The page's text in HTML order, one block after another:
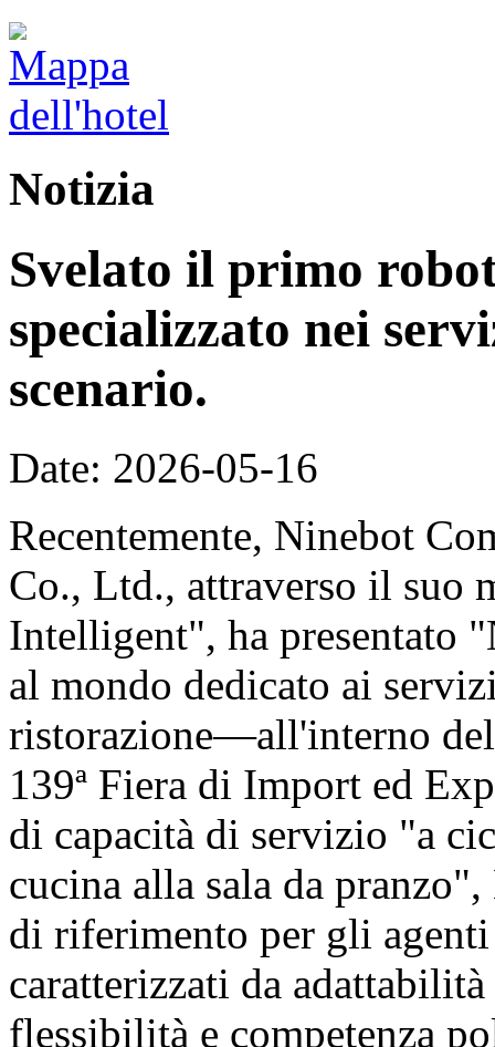
Notizia
Svelato il primo
specializzato nei
scenario.
Date: 2026-05-16
Recentemente, Ninebot
Co., Ltd., attraverso il suo
Intelligent", ha
al mondo dedicato ai
ristorazione—all'interno
139ª Fiera di Import ed
di capacità di servizio "a
cucina alla sala da
di riferimento per gli
caratterizzati da
flessibilità e competenza